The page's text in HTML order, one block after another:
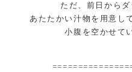
ただ、前日からダ
あたたかい汁物を用意し
小腹を空かせて